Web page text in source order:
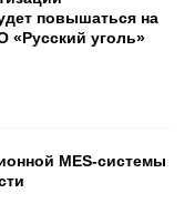
повышаться на
«Русский уголь»
MES-системы